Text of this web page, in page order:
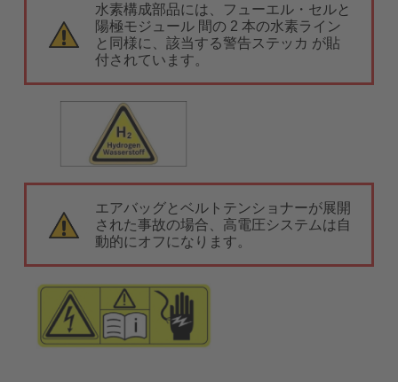
水素構成部品には、フューエル・セルと
陽極モジュール 間の 2 本の水素ライン
と同様に、該当する警告ステッカ が貼
付されています。
エアバッグとベルトテンショナーが展開
された事故の場合、高電圧システムは自
動的にオフになります。